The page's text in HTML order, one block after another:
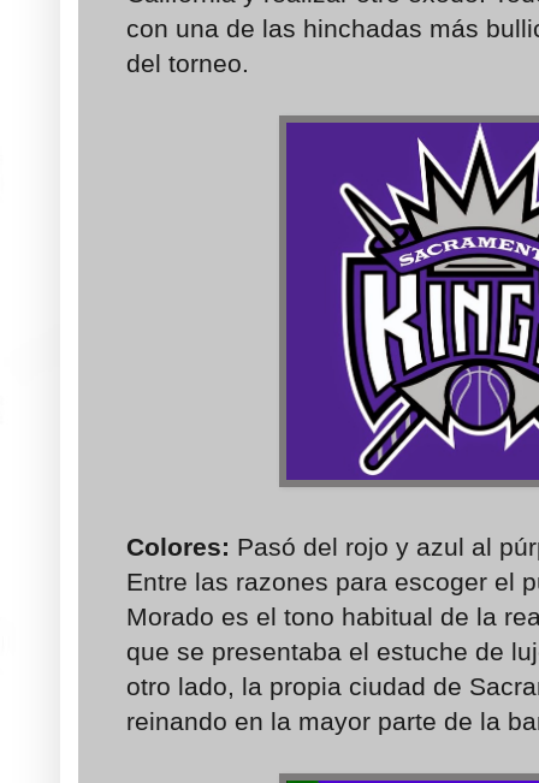
con una de las hinchadas más
del torneo.
Colores: Pasó del rojo y azul al
Entre las razones para escoger el
Morado es el tono habitual de la
que se presentaba el estuche de
otro lado, la propia ciudad de
reinando en la mayor parte de la